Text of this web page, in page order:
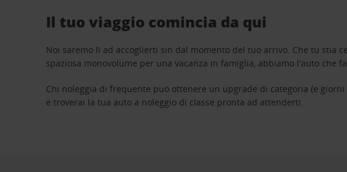
Il tuo viaggio comincia da qui
Noi saremo lì ad accoglierti sin dal momento del tuo arrivo. Che tu stia
spaziosa monovolume per una vacanza in famiglia, abbiamo l'auto che
Chi noleggia di frequente può ottenere un upgrade di categoria (e
e troverai la tua auto a noleggio di classe pronta ad